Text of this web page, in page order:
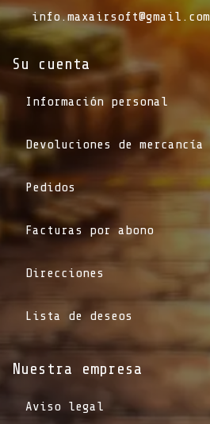
info.maxairsoft@gmail.com
Su cuenta
Información personal
Devoluciones de mercancía
Pedidos
Facturas por abono
Direcciones
Lista de deseos
Nuestra empresa
Aviso legal